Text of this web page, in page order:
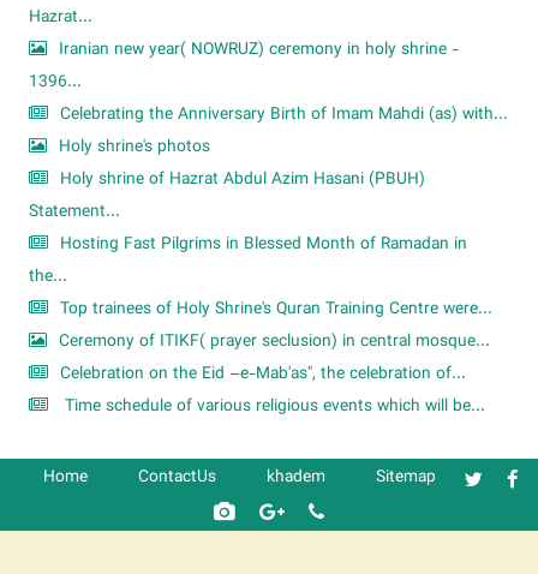
Hazrat...
Iranian new year( NOWRUZ) ceremony in holy shrine -
1396...
Celebrating the Anniversary Birth of Imam Mahdi (as) with...
Holy shrine's photos
Holy shrine of Hazrat Abdul Azim Hasani (PBUH)
Statement...
Hosting Fast Pilgrims in Blessed Month of Ramadan in
the...
Top trainees of Holy Shrine's Quran Training Centre were...
Ceremony of ITIKF( prayer seclusion) in central mosque...
Celebration on the Eid –e-Mab'as", the celebration of...
Time schedule of various religious events which will be...
Home ContactUs khadem Sitemap